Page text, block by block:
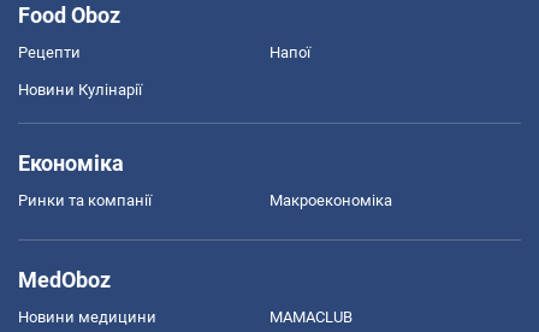
Food Oboz
Рецепти Напої
Новини Кулінарії
Економіка
Ринки та компанії Макроекономіка
MedOboz
Новини медицини MAMACLUB